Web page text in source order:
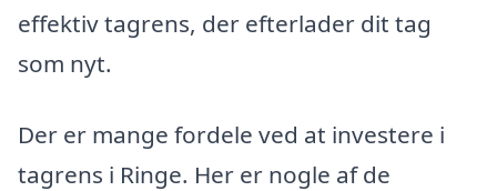
effektiv tagrens, der efterlader dit tag
som nyt.
Der er mange fordele ved at investere i
tagrens i Ringe. Her er nogle af de